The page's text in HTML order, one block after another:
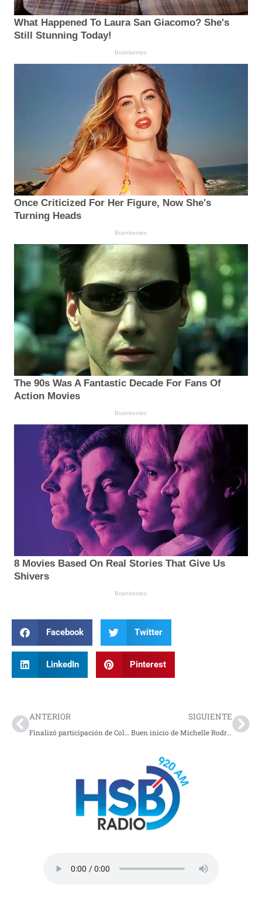
Facebook Twitter
LinkedIn Pinterest
ANTERIOR
Finalizó participación de Colombia en Mundial Sub-14 de tenis
SIGUIENTE
Buen inicio de Michelle Rodríguez en patinaje sobre hielo en Estados Unidos